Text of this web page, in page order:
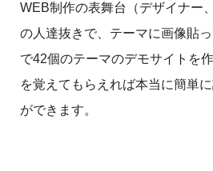
WEB制作の表舞台（デザイナー
の人達抜きで、テーマに画像貼
で42個のテーマのデモサイトを
を覚えてもらえれば本当に簡単
ができます。